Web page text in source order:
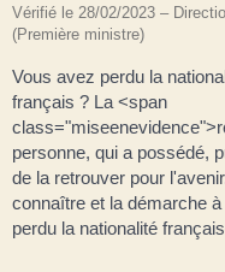
Vérifié le 28/02/2023 –
(Première ministre)
Vous avez perdu la
français ? La <span
personne, qui a possédé,
de la retrouver pour
connaître et la démarche
perdu la nationalité